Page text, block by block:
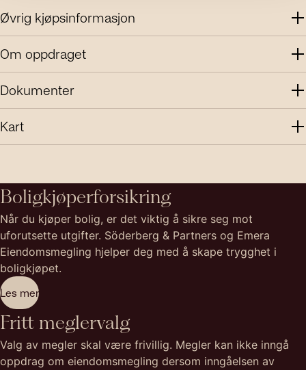
Øvrig kjøpsinformasjon
Om oppdraget
Dokumenter
Kart
Boligkjøperforsikring
Når du kjøper bolig, er det viktig å sikre seg mot
uforutsette utgifter. Söderberg & Partners og Emera
Eiendomsmegling hjelper deg med å skape trygghet i
boligkjøpet.
Les mer
Fritt meglervalg
Valg av megler skal være frivillig. Megler kan ikke inngå
oppdrag om eiendomsmegling dersom inngåelsen av